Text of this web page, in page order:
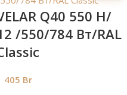
Q40 550 H/
/550/784 Вт/RAL
405 Br